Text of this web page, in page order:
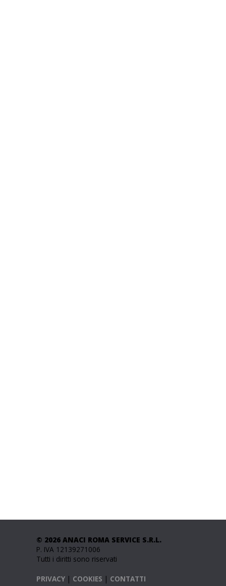
© 2026 ANACI ROMA SERVICE S.R.L.
P. IVA 12139271006
Tutti i diritti sono riservati
PRIVACY | COOKIES | CONTATTI